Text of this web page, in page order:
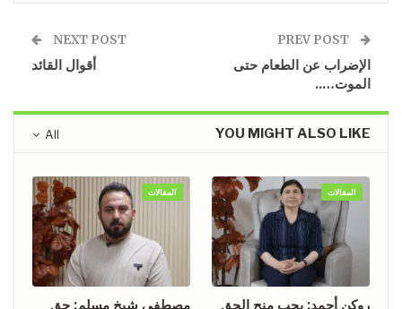
الإضراب عن الطعام حتى
الموت…..
NEXT POST
أقوال القائد
All YOU MIGHT ALSO LIKE
المقالات
روكن أحمد: يجب منح الحق
المقالات
مصطفى شيخ مسلم: حق